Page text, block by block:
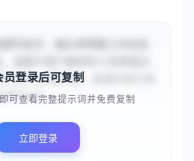
分析与进度管理，协调开发与测
按时交付...
员登录后可复制
可查看完整提示词并免费复制
立即登录